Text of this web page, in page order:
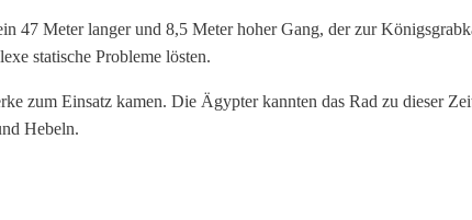
47 Meter langer und 8,5 Meter hoher Gang, der zur
statische Probleme lösten.
zum Einsatz kamen. Die Ägypter kannten das Rad zu dieser
Hebeln.